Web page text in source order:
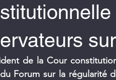
de la Cour
Forum sur la régularité